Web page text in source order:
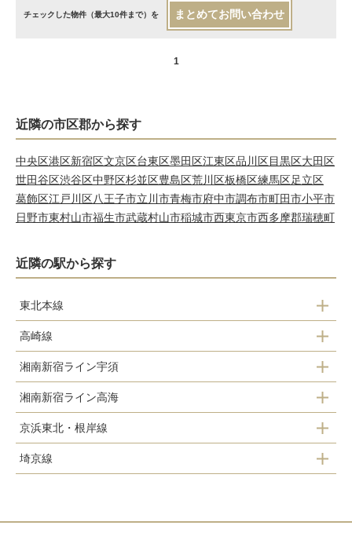
チェックした物件（最大10件まで）を まとめてお問い合わせ
1
近隣の市区郡から探す
中央区港区新宿区文京区台東区墨田区江東区品川区目黒区大田区
世田谷区渋谷区中野区杉並区豊島区荒川区板橋区練馬区足立区
葛飾区江戸川区八王子市立川市青梅市府中市調布市町田市小平市
日野市東村山市福生市武蔵村山市稲城市西東京市西多摩郡瑞穂町
近隣の駅から探す
東北本線
東京
上野
尾久
赤羽
高崎線
東京
上野
尾久
赤羽
湘南新宿ライン宇須
赤羽
新宿
湘南新宿ライン高海
赤羽
京浜東北・根岸線
赤羽
埼京線
板橋